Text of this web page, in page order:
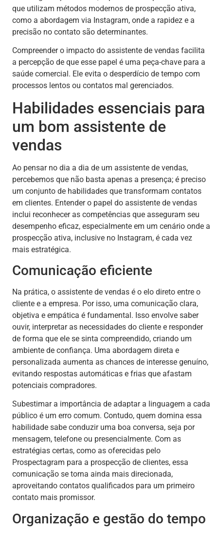
que utilizam métodos modernos de prospecção ativa,
como a abordagem via Instagram, onde a rapidez e a
precisão no contato são determinantes.
Compreender o impacto do assistente de vendas facilita
a percepção de que esse papel é uma peça-chave para a
saúde comercial. Ele evita o desperdício de tempo com
processos lentos ou contatos mal gerenciados.
Habilidades essenciais para
um bom assistente de
vendas
Ao pensar no dia a dia de um assistente de vendas,
percebemos que não basta apenas a presença; é preciso
um conjunto de habilidades que transformam contatos
em clientes. Entender o papel do assistente de vendas
inclui reconhecer as competências que asseguram seu
desempenho eficaz, especialmente em um cenário onde a
prospecção ativa, inclusive no Instagram, é cada vez
mais estratégica.
Comunicação eficiente
Na prática, o assistente de vendas é o elo direto entre o
cliente e a empresa. Por isso, uma comunicação clara,
objetiva e empática é fundamental. Isso envolve saber
ouvir, interpretar as necessidades do cliente e responder
de forma que ele se sinta compreendido, criando um
ambiente de confiança. Uma abordagem direta e
personalizada aumenta as chances de interesse genuíno,
evitando respostas automáticas e frias que afastam
potenciais compradores.
Subestimar a importância de adaptar a linguagem a cada
público é um erro comum. Contudo, quem domina essa
habilidade sabe conduzir uma boa conversa, seja por
mensagem, telefone ou presencialmente. Com as
estratégias certas, como as oferecidas pelo
Prospectagram para a prospecção de clientes, essa
comunicação se torna ainda mais direcionada,
aproveitando contatos qualificados para um primeiro
contato mais promissor.
Organização e gestão do tempo